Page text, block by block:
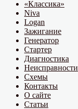
«Классика»
Niva
Logan
Зажигание
Генератор
Стартер
Диагностика
Неисправности
Схемы
Контакты
О сайте
Статьи